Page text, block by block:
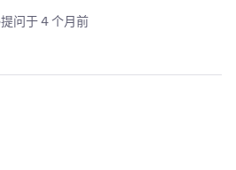
提问于 4 个月前